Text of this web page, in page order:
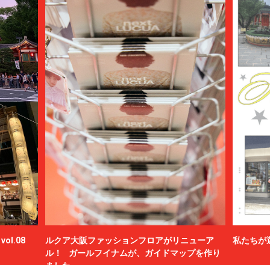
vol.08
ルクア大阪ファッションフロアがリニューア
ル！ ガールフイナムが、ガイドマップを作り
私たちが